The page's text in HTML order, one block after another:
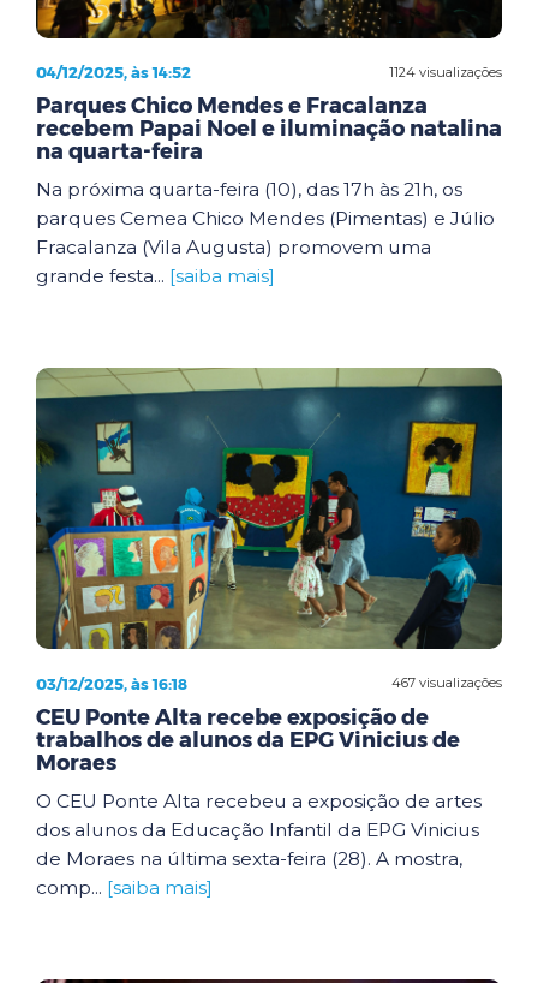
1124 visualizações
04/12/2025, às 14:52
Parques Chico Mendes e Fracalanza
recebem Papai Noel e iluminação natalina
na quarta-feira
Na próxima quarta-feira (10), das 17h às 21h, os
parques Cemea Chico Mendes (Pimentas) e Júlio
Fracalanza (Vila Augusta) promovem uma
grande festa... [saiba mais]
467 visualizações
03/12/2025, às 16:18
CEU Ponte Alta recebe exposição de
trabalhos de alunos da EPG Vinicius de
Moraes
O CEU Ponte Alta recebeu a exposição de artes
dos alunos da Educação Infantil da EPG Vinicius
de Moraes na última sexta-feira (28). A mostra,
comp... [saiba mais]